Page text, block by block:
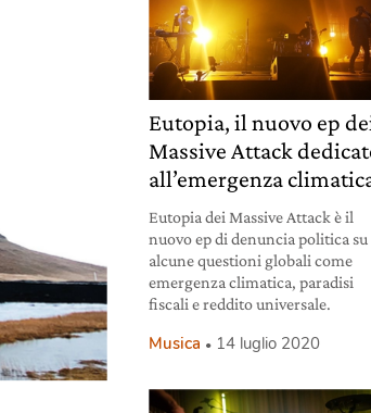
Eutopia, il nuovo ep
Massive Attack
all’emergenza
Eutopia dei Massive Attack è il
nuovo ep di denuncia politica su
alcune questioni globali come
emergenza climatica, paradisi
fiscali e reddito universale.
Musica 14 luglio 2020